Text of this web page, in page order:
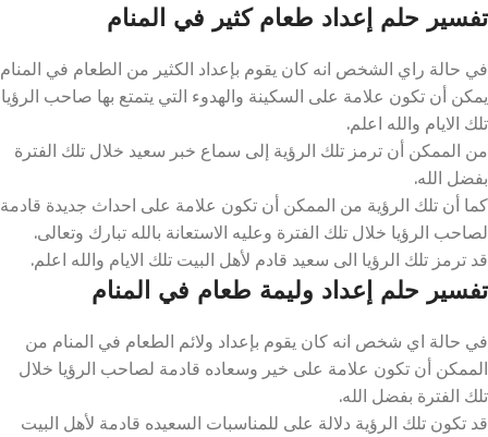
تفسير حلم إعداد طعام كثير في المنام
في حالة راي الشخص انه كان يقوم بإعداد الكثير من الطعام في المنام
يمكن أن تكون علامة على السكينة والهدوء التي يتمتع بها صاحب الرؤيا
تلك الايام والله اعلم.
من الممكن أن ترمز تلك الرؤية إلى سماع خبر سعيد خلال تلك الفترة
بفضل الله.
كما أن تلك الرؤية من الممكن أن تكون علامة على احداث جديدة قادمة
لصاحب الرؤيا خلال تلك الفترة وعليه الاستعانة بالله تبارك وتعالى.
قد ترمز تلك الرؤيا الى سعيد قادم لأهل البيت تلك الايام والله اعلم.
تفسير حلم إعداد وليمة طعام في المنام
في حالة اي شخص انه كان يقوم بإعداد ولائم الطعام في المنام من
الممكن أن تكون علامة على خير وسعاده قادمة لصاحب الرؤيا خلال
تلك الفترة بفضل الله.
قد تكون تلك الرؤية دلالة على للمناسبات السعيده قادمة لأهل البيت